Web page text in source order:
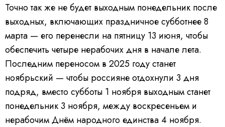
Точно так же не будет выходным понедельник после
выходных, включающих праздничное субботнее 8
марта — его перенесли на пятницу 13 июня, чтобы
обеспечить четыре нерабочих дня в начале лета.
Последним переносом в 2025 году станет
ноябрьский — чтобы россияне отдохнули 3 дня
подряд, вместо субботы 1 ноября выходным станет
понедельник 3 ноября, между воскресеньем и
нерабочим Днём народного единства 4 ноября.